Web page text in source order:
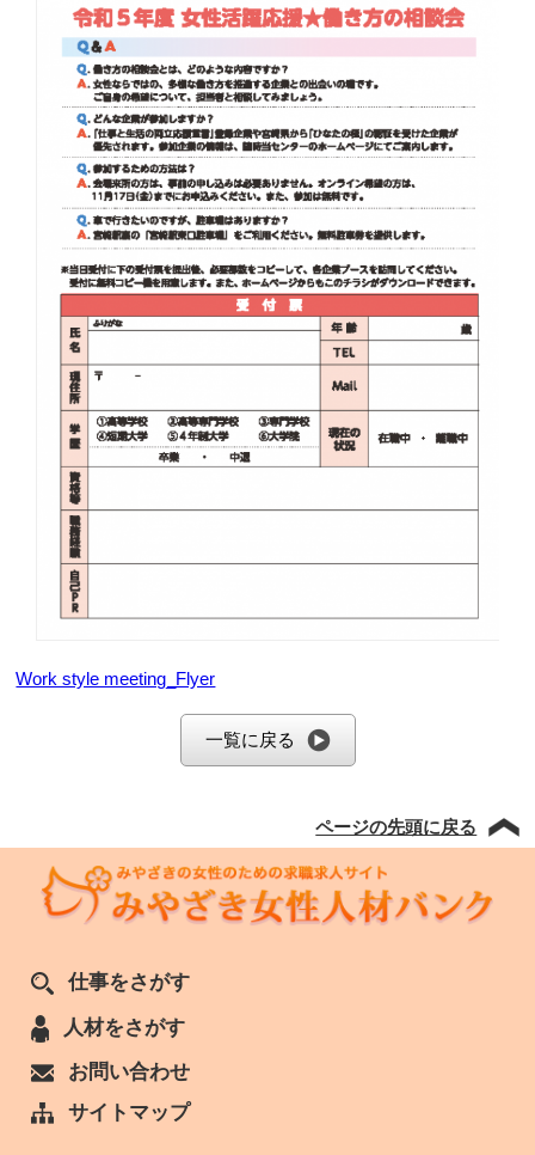
Work style meeting_Flyer
一覧に戻る
ページの先頭に戻る
仕事をさがす
人材をさがす
お問い合わせ
サイトマップ